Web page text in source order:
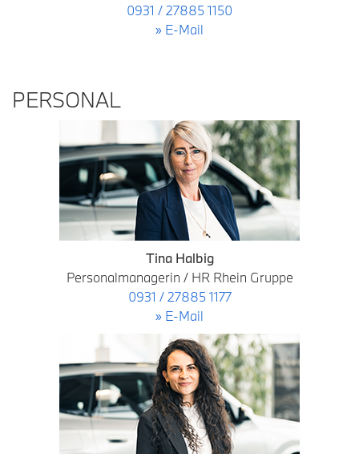
0931 / 27885 1150
» E-Mail
PERSONAL
Tina Halbig
Personalmanagerin / HR Rhein Gruppe
0931 / 27885 1177
» E-Mail